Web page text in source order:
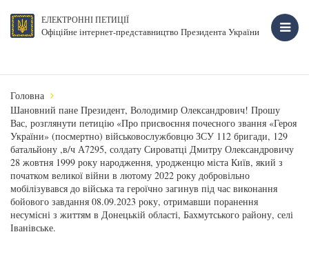
ЕЛЕКТРОННІ ПЕТИЦІЇ
Офіційне інтернет-представництво Президента України
Головна
Шановний пане Президент, Володимир Олександрович! Прошу
Вас, розглянути петицію «Про присвоєння почесного звання «Героя
України» (посмертно) військовослужбовцю ЗСУ 112 бригади, 129
батальйону ,в/ч А7295, солдату Сироватці Дмитру Олександровичу
28 жовтня 1999 року народження, уродженцю міста Київ, який з
початком великої війни в лютому 2022 року добровільно
мобілізувався до війська та героїчно загинув під час виконання
бойового завдання 08.09.2023 року, отримавши поранення
несумісні з життям в Донецькій області, Бахмутського району, селі
Іванівське.